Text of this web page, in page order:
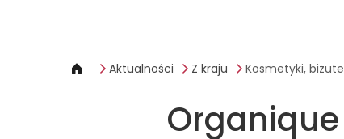
Aktualności Z kraju Kosmetyki,